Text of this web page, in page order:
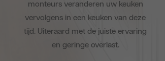
monteurs veranderen uw keuken
vervolgens in een keuken van deze
tijd. Uiteraard met de juiste ervaring
en geringe overlast.